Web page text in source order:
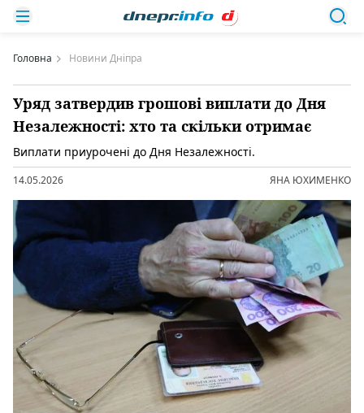
Головна Новини Дніпра
Уряд затвердив грошові виплати до Дня
Незалежності: хто та скільки отримає
Виплати приурочені до Дня Незалежності.
14.05.2026 ЯНА ЮХИМЕНКО